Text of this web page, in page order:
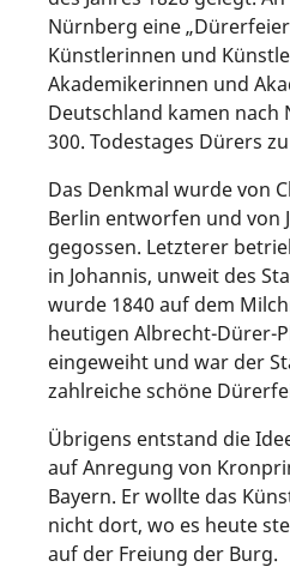
Nürnberg eine
Künstlerinnen und
Akademikerinnen und
Deutschland kamen nach
300. Todestages Dürers
Das Denkmal wurde von
Berlin entworfen und von
gegossen. Letzterer
in Johannis, unweit des
wurde 1840 auf dem
heutigen Albrecht-Dürer-
eingeweiht und war der
zahlreiche schöne
Übrigens entstand die
auf Anregung von
Bayern. Er wollte das
nicht dort, wo es heute
auf der Freiung der Burg.